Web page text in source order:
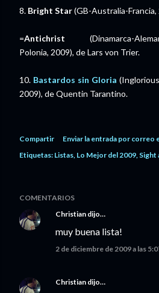
8. Bright Star(GB-Australia-Francia,
=Antichrist (Dinamarca-
Polonia, 2009), de Lars von Trier.
10. Bastardos sin Gloria
2009), de Quentin Tarantino.
Compartir
Enviar la entrada por correo
Etiquetas: Listas Lo Mejor del 2009 Sight
COMENTARIOS
Christian dijo…
muy buena lista!
2 de diciembre de 2009 a las
Christian dijo…